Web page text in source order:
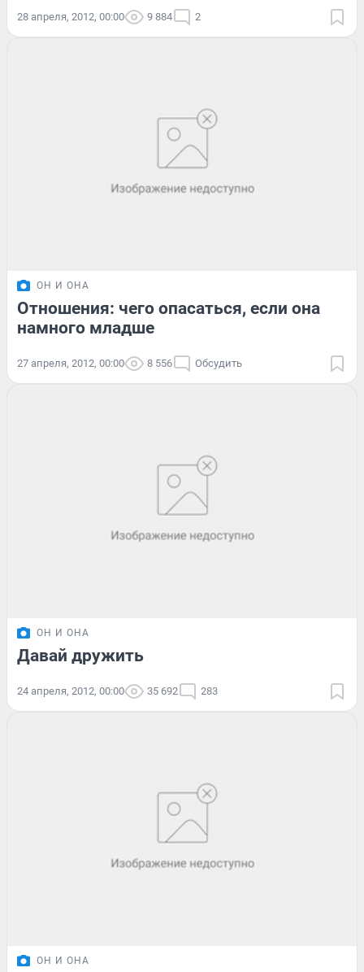
28 апреля, 2012, 00:00 9 884 2
ОН И ОНА
Отношения: чего опасаться, если она
намного младше
27 апреля, 2012, 00:00 8 556 Обсудить
ОН И ОНА
Давай дружить
24 апреля, 2012, 00:00 35 692 283
ОН И ОНА